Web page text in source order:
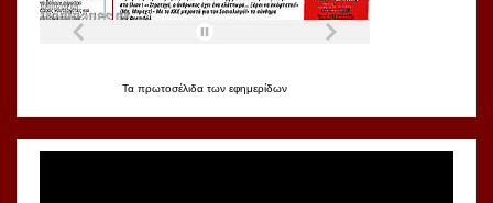
Τα πρωτοσέλιδα των εφημερίδων